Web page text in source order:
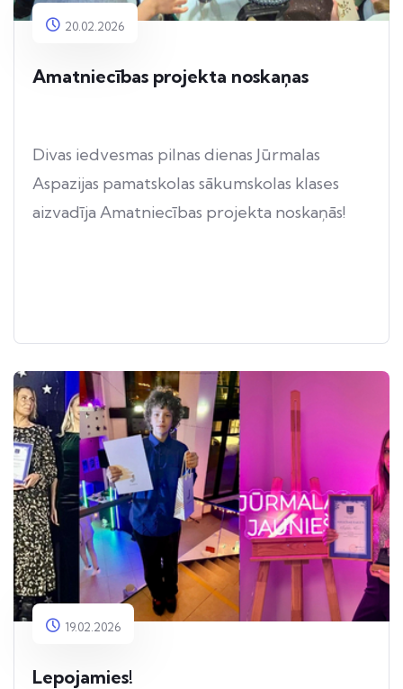
20.02.2026
Amatniecības projekta noskaņas
Divas iedvesmas pilnas dienas Jūrmalas
Aspazijas pamatskolas sākumskolas klases
aizvadīja Amatniecības projekta noskaņās!
19.02.2026
Lepojamies!